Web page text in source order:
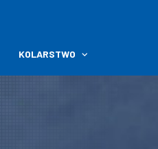
KOLARSTWO